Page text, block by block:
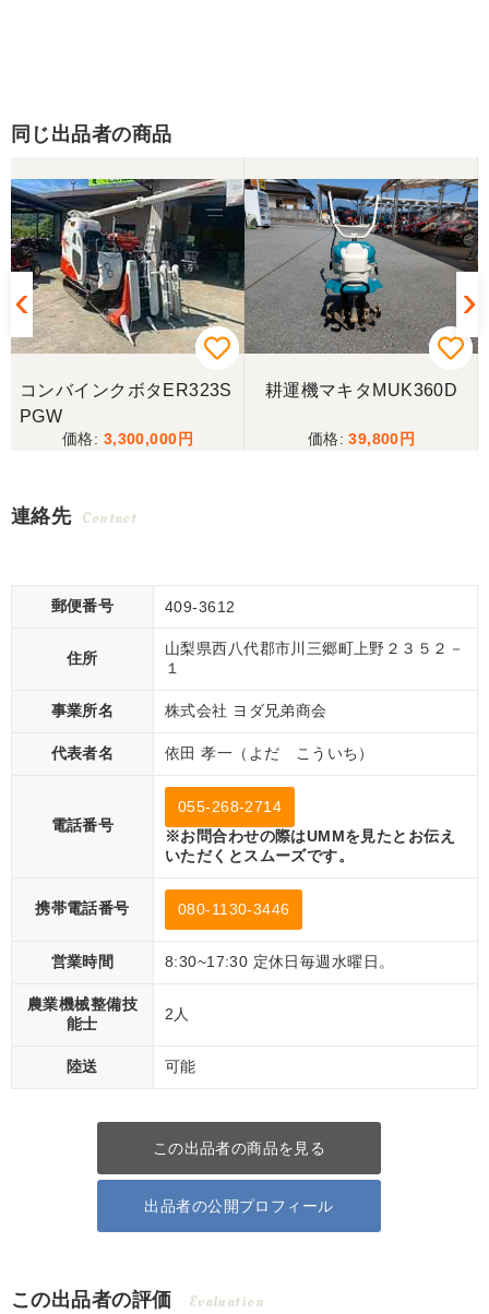
同じ出品者の商品
コンバインクボタER323S
PGW
3,300,000
耕運機マキタMUK360D
39,800
連絡先 Contact
郵便番号 409-3612
住所
山梨県西八代郡市川三郷町上野２３５２－
１
事業所名 株式会社 ヨダ兄弟商会
代表者名 依田 孝一（よだ こういち）
電話番号
055-268-2714
※お問合わせの際はUMMを見たとお伝え
いただくとスムーズです。
携帯電話番号 080-1130-3446
営業時間 8:30~17:30 定休日毎週水曜日。
農業機械整備技
能士
2人
陸送 可能
この出品者の商品を見る
出品者の公開プロフィール
この出品者の評価 Evaluation